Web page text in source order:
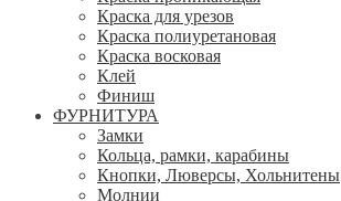
Краска для урезов
Краска полиуретановая
Краска восковая
Клей
Финиш
ФУРНИТУРА
Замки
Кольца, рамки, карабины
Кнопки, Люверсы, Хольнитены
Молнии